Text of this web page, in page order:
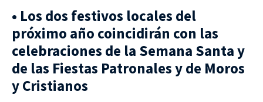
• Los dos festivos locales del
próximo año coincidirán con las
celebraciones de la Semana Santa y
de las Fiestas Patronales y de Moros
y Cristianos